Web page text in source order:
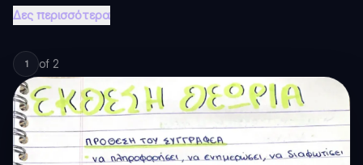
Δες περισσότερα
1 of 2